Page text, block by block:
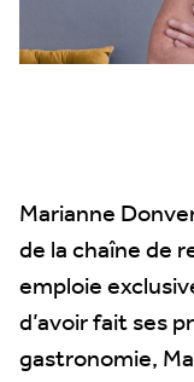
Marianne
de la chaîne de
emploie
d’avoir fait ses
gastronomie,